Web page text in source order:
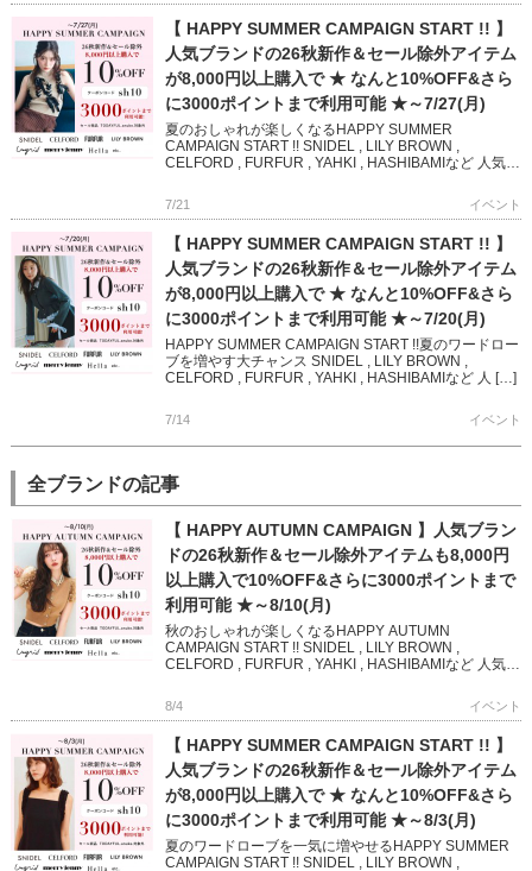
【 HAPPY SUMMER CAMPAIGN START !! 】
人気ブランドの26秋新作＆セール除外アイテム
が8,000円以上購入で ★ なんと10%OFF&さら
に3000ポイントまで利用可能 ★～7/27(月)
夏のおしゃれが楽しくなるHAPPY SUMMER
CAMPAIGN START !! SNIDEL , LILY BROWN ,
CELFORD , FURFUR , YAHKI , HASHIBAMIなど 人気ブ
7/21 イベント
【 HAPPY SUMMER CAMPAIGN START !! 】
人気ブランドの26秋新作＆セール除外アイテム
が8,000円以上購入で ★ なんと10%OFF&さら
に3000ポイントまで利用可能 ★～7/20(月)
HAPPY SUMMER CAMPAIGN START !!夏のワードロー
ブを増やす大チャンス SNIDEL , LILY BROWN ,
CELFORD , FURFUR , YAHKI , HASHIBAMIなど 人 […]
7/14 イベント
全ブランドの記事
【 HAPPY AUTUMN CAMPAIGN 】人気ブラン
ドの26秋新作＆セール除外アイテムも8,000円
以上購入で10%OFF&さらに3000ポイントまで
利用可能 ★～8/10(月)
秋のおしゃれが楽しくなるHAPPY AUTUMN
CAMPAIGN START !! SNIDEL , LILY BROWN ,
CELFORD , FURFUR , YAHKI , HASHIBAMIなど 人気ブ
8/4 イベント
【 HAPPY SUMMER CAMPAIGN START !! 】
人気ブランドの26秋新作＆セール除外アイテム
が8,000円以上購入で ★ なんと10%OFF&さら
に3000ポイントまで利用可能 ★～8/3(月)
夏のワードローブを一気に増やせるHAPPY SUMMER
CAMPAIGN START !! SNIDEL , LILY BROWN ,